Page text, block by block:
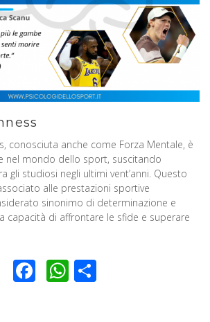
conosciuta anche come Forza Mentale, è
nel mondo dello sport, suscitando
gli studiosi negli ultimi vent’anni. Questo
alle prestazioni sportive
sinonimo di determinazione e
capacità di affrontare le sfide e superare
Facebook
WhatsApp